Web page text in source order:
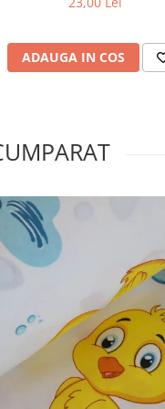
ADAUGA IN COS